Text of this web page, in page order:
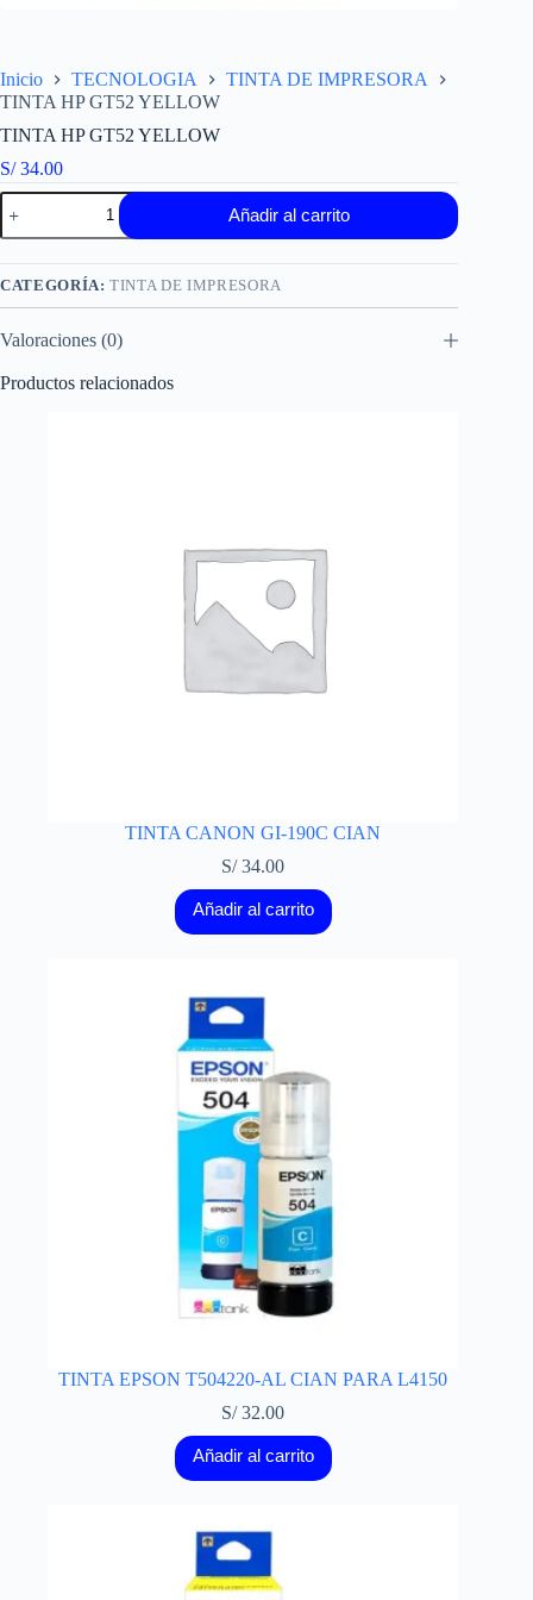
Inicio TECNOLOGIA
TINTA DE IMPRESORA
TINTA HP GT52 YELLOW
TINTA HP GT52 YELLOW
S/34.00
TINTA
HP
GT52
YELLOW
cantidad
Añadir al carrito
CATEGORÍA:TINTA DE IMPRESORA
Valoraciones (0)
Productos relacionados
TINTA CANON GI-190C CIAN
S/34.00
Añadir al carrito
TINTA EPSON T504220-AL CIAN PARA L4150
S/32.00
Añadir al carrito